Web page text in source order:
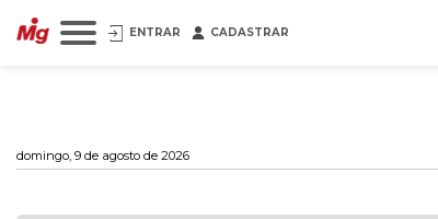
ENTRAR CADASTRAR
domingo, 9 de agosto de 2026